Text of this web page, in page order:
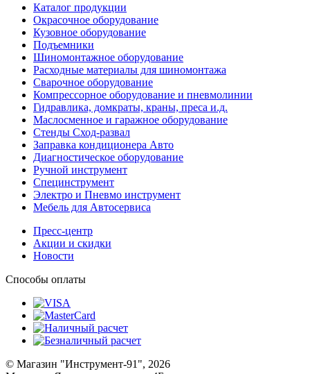
Каталог продукции
Окрасочное оборудование
Кузовное оборудование
Подъемники
Шиномонтажное оборудование
Расходные материалы для шиномонтажа
Сварочное оборудование
Компрессорное оборудование и пневмолинии
Гидравлика, домкраты, краны, преса и.д.
Маслосменное и гаражное оборудование
Стенды Сход-развал
Заправка кондиционера Авто
Диагностическое оборудование
Ручной инструмент
Специнструмент
Электро и Пневмо инструмент
Мебель для Автосервиса
Пресс-центр
Акции и скидки
Новости
Способы оплаты
© Магазин "Инструмент-91", 2026